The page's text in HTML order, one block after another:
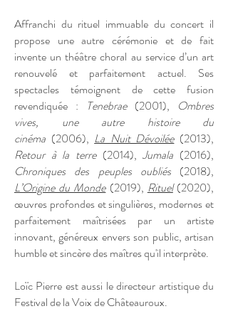
Affranchi du rituel immuable du concert il
propose une autre cérémonie et de fait
invente un théâtre choral au service d’un art
renouvelé et parfaitement actuel. Ses
spectacles témoignent de cette fusion
revendiquée :
Tenebrae(2001), Ombres
vives, une autre histoire du
cinéma (2006), La Nuit Dévoilée(2013),
Retour à la terre(2014),Jumala (2016),
Chroniques des peuples oubliés(2018),
L’Origine du Monde(2019), Rituel(2020),
œuvres profondes et singulières, modernes et
parfaitement maîtrisées par un artiste
innovant, généreux envers son public, artisan
humble et sincère des maîtres qu'il interprète.
Loïc Pierre est aussi le directeur artistique du
Festival de la Voix de Châteauroux.